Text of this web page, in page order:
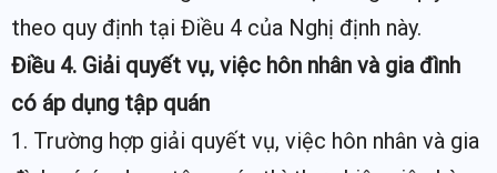
theo quy định tại Điều 4 của Nghị định này.
Điều 4. Giải quyết vụ, việc hôn nhân và gia đình
có áp dụng tập quán
1. Trường hợp giải quyết vụ, việc hôn nhân và gia